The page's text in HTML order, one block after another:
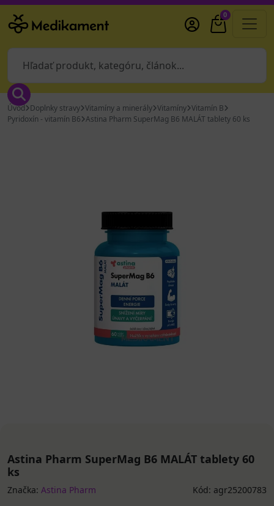
0
Úvod Doplnky stravy Vitamíny a minerály Vitamíny Vitamín B
Pyridoxín - vitamín B6 Astina Pharm SuperMag B6 MALÁT tablety 60 ks
Astina Pharm SuperMag B6 MALÁT tablety 60
ks
Značka: Astina Pharm Kód: agr25200783